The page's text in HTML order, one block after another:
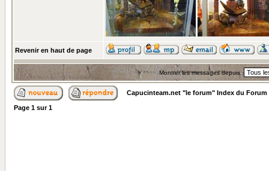
Revenir en haut de page
Montrer les messages depuis:
Capucinteam.net "le forum" Index du Forum
Page 1 sur1